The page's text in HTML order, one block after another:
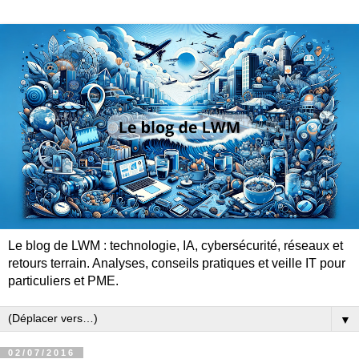
Le blog de LWM : technologie, IA, cybersécurité, réseaux et
retours terrain. Analyses, conseils pratiques et veille IT pour
particuliers et PME.
▼
02/07/2016